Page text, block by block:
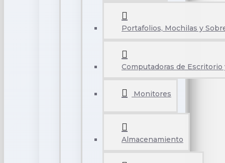
Portafolios, Mochilas y
Computadoras de Escritorio
Monitores
Almacenamiento